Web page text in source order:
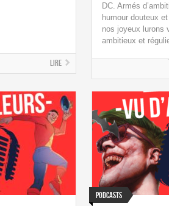
Lire
DC. Armés
humour douteux
nos joyeux lurons
ambitieux et
Podcasts